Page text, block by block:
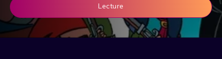
Lecture